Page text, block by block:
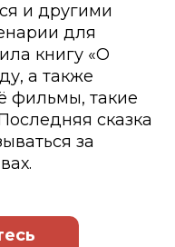
и другими
для
книгу «О
а также
фильмы, такие
сказка
за